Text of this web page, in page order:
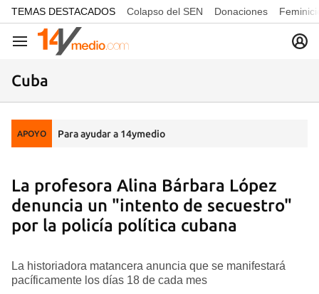
common.go-to-content
TEMAS DESTACADOS Colapso del SEN Donaciones
Navegación
Cuba
APOYO Para ayudar a 14ymedio
La profesora Alina Bárbara López
denuncia un "intento de secuestro"
por la policía política cubana
La historiadora matancera anuncia que se manifestará
pacíficamente los días 18 de cada mes